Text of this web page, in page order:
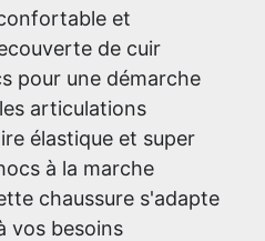
et
de cuir
pour une démarche
articulations
élastique et super
à la marche
chaussure s'adapte
vos besoins